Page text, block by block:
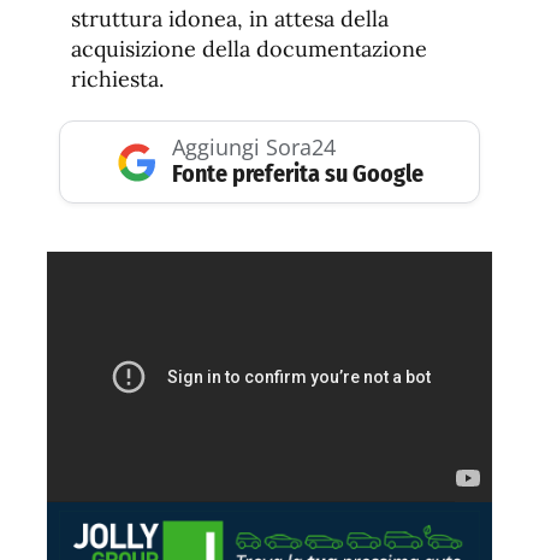
struttura idonea, in attesa della
acquisizione della documentazione
richiesta.
Aggiungi Sora24
Fonte preferita su Google